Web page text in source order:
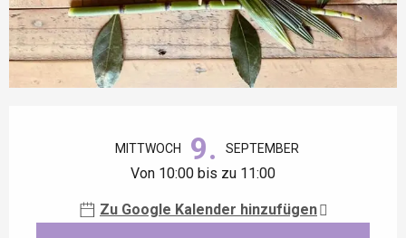
MITTWOCH 9. SEPTEMBER
Von 10:00 bis zu 11:00
Zu Google Kalender hinzufügen